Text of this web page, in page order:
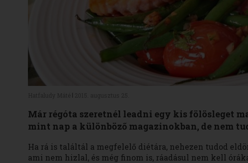
Már régóta szeretnél leadni egy kis fölösleget
mint nap a különböző magazinokban, de nem
Ha rá is találtál a megfelelő diétára, nehezen tudod
ami nem hizlal, és még finom is, ráadásul nem kell